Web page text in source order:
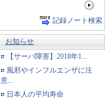
記録ノート検索
お知らせ
【サーバ障害】2018年1...
風邪やインフルエンザに注
意...
日本人の平均寿命